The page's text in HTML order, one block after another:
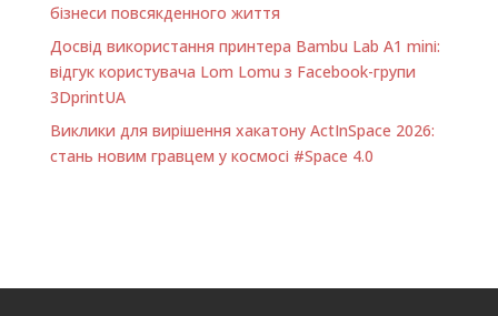
бізнеси повсякденного життя
Досвід використання принтера Bambu Lab A1 minі:
відгук користувача Lom Lomu з Facebook-групи
3DprintUA
Виклики для вирішення хакатону ActInSpace 2026:
стань новим гравцем у космосі #Space 4.0